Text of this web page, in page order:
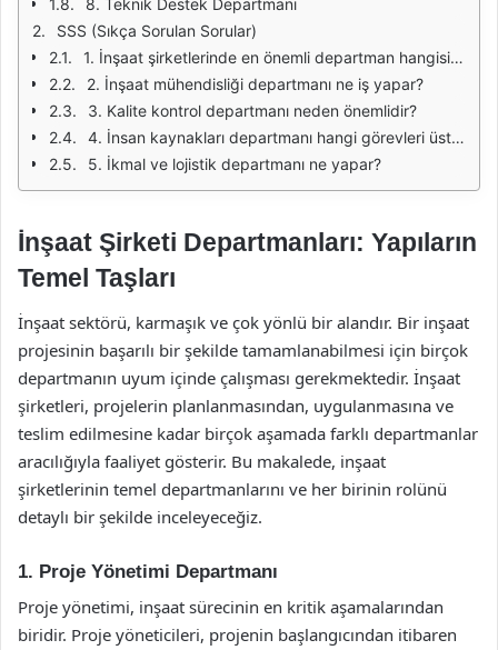
8. Teknik Destek Departmanı
SSS (Sıkça Sorulan Sorular)
1. İnşaat şirketlerinde en önemli departman hangisidir?
2. İnşaat mühendisliği departmanı ne iş yapar?
3. Kalite kontrol departmanı neden önemlidir?
4. İnsan kaynakları departmanı hangi görevleri üstlenir?
5. İkmal ve lojistik departmanı ne yapar?
İnşaat Şirketi Departmanları: Yapıların
Temel Taşları
İnşaat sektörü, karmaşık ve çok yönlü bir alandır. Bir inşaat
projesinin başarılı bir şekilde tamamlanabilmesi için birçok
departmanın uyum içinde çalışması gerekmektedir. İnşaat
şirketleri, projelerin planlanmasından, uygulanmasına ve
teslim edilmesine kadar birçok aşamada farklı departmanlar
aracılığıyla faaliyet gösterir. Bu makalede, inşaat
şirketlerinin temel departmanlarını ve her birinin rolünü
detaylı bir şekilde inceleyeceğiz.
1. Proje Yönetimi Departmanı
Proje yönetimi, inşaat sürecinin en kritik aşamalarından
biridir. Proje yöneticileri, projenin başlangıcından itibaren